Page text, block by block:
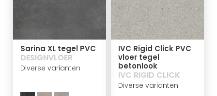
Sarina XL tegel PVC
DESIGNVLOER
Diverse varianten
IVC Rigid Click PVC
vloer tegel
betonlook
IVC RIGID CLICK
Diverse varianten